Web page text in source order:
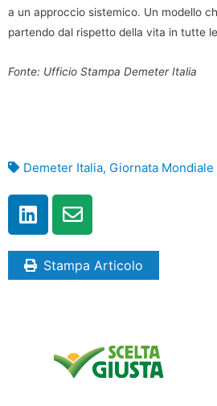
a un approccio sistemico. Un modello
partendo dal rispetto della vita in tutte
Fonte: Ufficio Stampa Demeter Italia
Demeter Italia, Giornata
Stampa Articolo